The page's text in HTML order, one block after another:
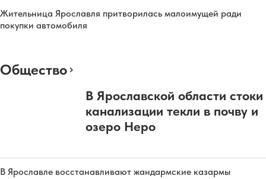
Жительница Ярославля притворилась малоимущей ради
покупки автомобиля
Общество
В Ярославской области стоки
канализации текли в почву и
озеро Неро
В Ярославле восстанавливают жандармские казармы